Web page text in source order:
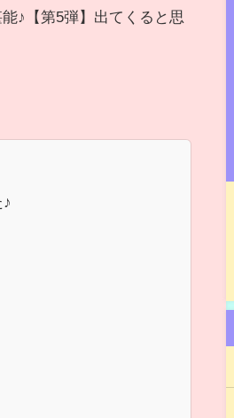
♪【第5弾】出てくると思